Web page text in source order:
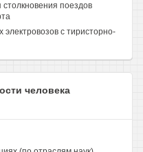
поездов
электровозов с тиристорно-
человека